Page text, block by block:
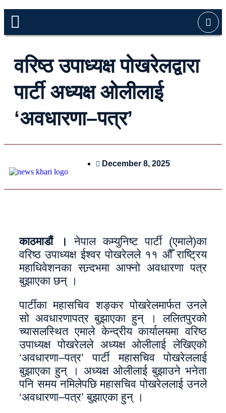
वरिष्ठ उपाध्यक्ष पोखरेलद्वारा
पार्टी अध्यक्ष ओलीलाई
‘अवधारणा–पत्र’
December 8, 2025
काठमाडौं ।
नेपाल कम्युनिष्ट पार्टी (एमाले)का
वरिष्ठ उपाध्यक्ष ईश्वर पोखरेलले ११ औँ राष्ट्रिय
महाधिवेशनका सन्र्दभमा आफ्नो अवधारणा पत्र
बुझाएका छन् ।
पार्टीका महासचिव शङ्कर पोखरेलमार्फत उनले
सो अवधारणापत्र बुझाएका हुन् । ललितपुरको
च्यासलस्थित एमाले केन्द्रीय कार्यालयमा वरिष्ठ
उपाध्यक्ष पोखरेलले अध्यक्ष ओलीलाई लेखिएको
‘अवधारणा–पत्र’ पार्टी महासचिव पोखरेललाई
बुझाएका हुन् । अध्यक्ष ओलीलाई बुझाउने भनेता
पनि समय नमिलेपछि महासचिव पोखरेललाई उनले
‘अवधारणा–पत्र’ बुझाएका हुन् ।